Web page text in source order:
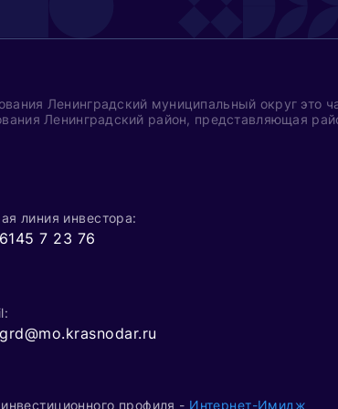
Ленинградский муниципальный округ это
Ленинградский район, представляющая
линия инвестора:
7 23 76
профиля - Интернет-Имидж